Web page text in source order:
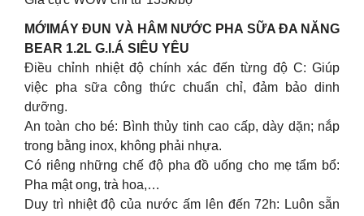
MỚIMÁY ĐUN VÀ HÂM NƯỚC PHA SỮA ĐA NĂNG
BEAR 1.2L G.I.Á SIÊU YÊU
Điều chỉnh nhiệt độ chính xác đến từng độ C: Giúp
việc pha sữa công thức chuẩn chỉ, đảm bảo dinh
dưỡng.
An toàn cho bé: Bình thủy tinh cao cấp, dày dặn; nắp
trong bằng inox, không phải nhựa.
Có riêng những chế độ pha đồ uống cho mẹ tẩm bổ:
Pha mật ong, trà hoa,…
Duy trì nhiệt độ của nước ấm lên đến 72h: Luôn sẵn